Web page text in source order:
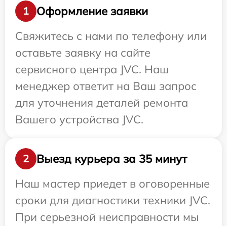
1
Оформление заявки
Свяжитесь с нами по телефону или
оставьте заявку на сайте
сервисного центра JVC. Наш
менеджер ответит на Ваш запрос
для уточнения деталей ремонта
Вашего устройства JVC.
2
Выезд курьера за 35 минут
Наш мастер приедет в оговоренные
сроки для диагностики техники JVC.
При серьезной неисправности мы